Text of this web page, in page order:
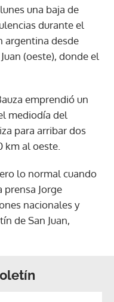
una baja de
durante el
argentina desde
(oeste), donde el
emprendió un
mediodía del
para arribar dos
km al oeste.
lo normal cuando
prensa Jorge
nacionales y
de San Juan,